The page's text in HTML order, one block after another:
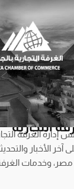
التجارية
الغرفة
آخر الأخبار
وخدمات الغرفة